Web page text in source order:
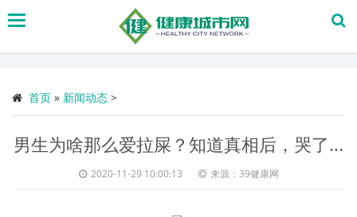
搜
首页 » 新闻动态 >
男生为啥那么爱拉屎？知道真相后，哭了...
2020-11-29 10:00:13 来源：39健康网